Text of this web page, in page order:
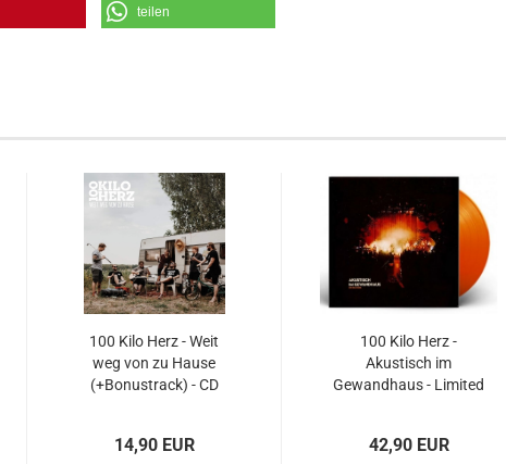
teilen
100 Kilo Herz - Weit
weg von zu Hause
(+Bonustrack) - CD
14,90 EUR
100 Kilo Herz -
Akustisch im
Gewandhaus - Limited
42,90 EUR